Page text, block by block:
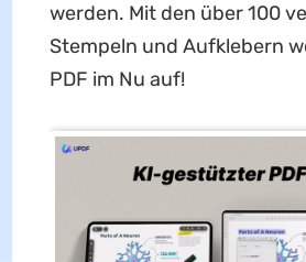
werden. Mit den über 100
Stempeln und Aufklebern
PDF im Nu auf!